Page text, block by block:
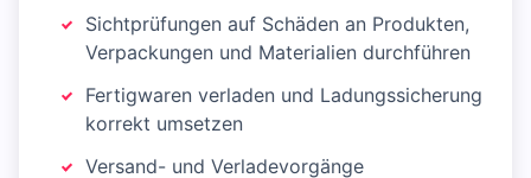
Sichtprüfungen auf Schäden an Produkten,
Verpackungen und Materialien durchführen
Fertigwaren verladen und Ladungssicherung
korrekt umsetzen
Versand- und Verladevorgänge